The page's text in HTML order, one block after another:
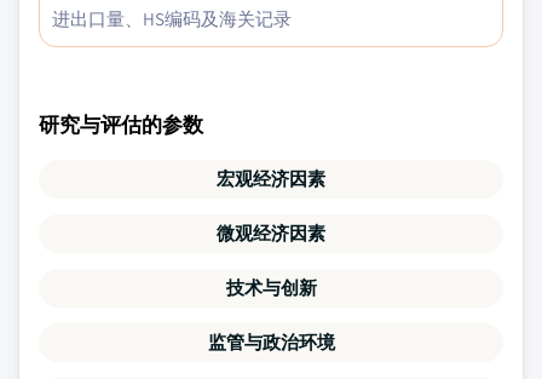
进出口量、HS编码及海关记录
研究与评估的参数
宏观经济因素
微观经济因素
技术与创新
监管与政治环境